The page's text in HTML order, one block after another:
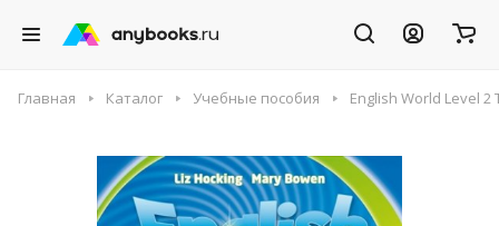
Главная Каталог Учебные пособия English World Level